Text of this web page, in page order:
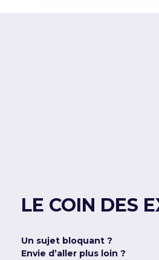
LE COIN DES
Un sujet bloquant ?
Envie d’aller plus loin ?